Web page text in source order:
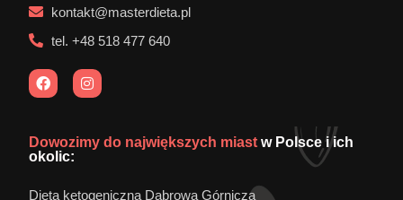
kontakt@masterdieta.pl
tel. +48 518 477 640
Dowozimy do największych miast w Polsce i ich
okolic:
Dieta ketogeniczna Dąbrowa Górnicza